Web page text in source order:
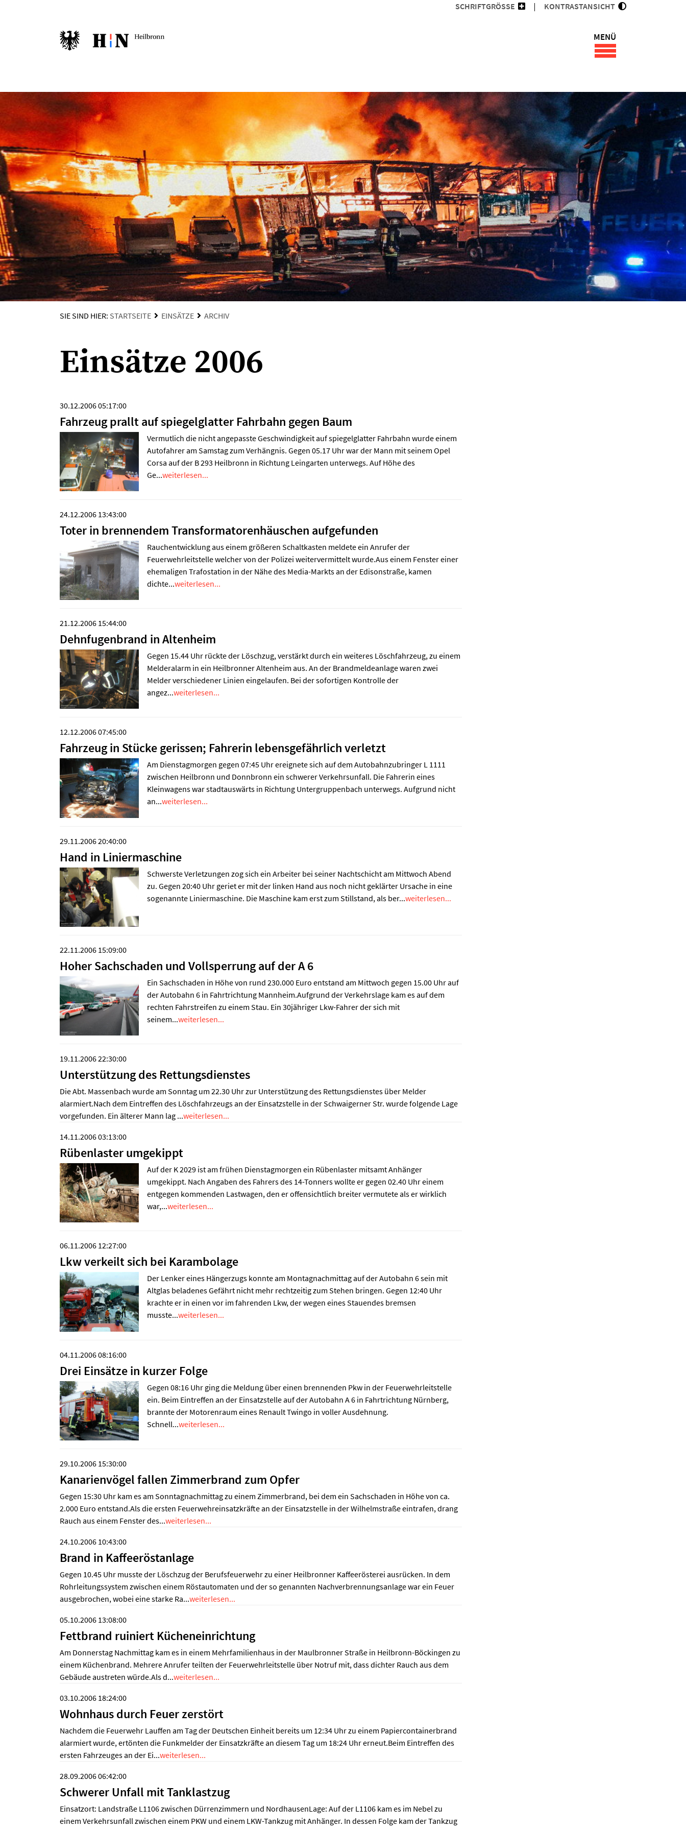
SCHRIFTGRÖSSE KONTRASTANSICHT
MENÜ
SIE SIND HIER: STARTSEITE EINSÄTZE ARCHIV
Einsätze 2006
30.12.2006 05:17:00
Fahrzeug prallt auf spiegelglatter Fahrbahn gegen Baum
Vermutlich die nicht angepasste Geschwindigkeit auf spiegelglatter Fahrbahn wurde einem
Autofahrer am Samstag zum Verhängnis. Gegen 05.17 Uhr war der Mann mit seinem Opel
Corsa auf der B 293 Heilbronn in Richtung Leingarten unterwegs. Auf Höhe des
Ge...weiterlesen...
24.12.2006 13:43:00
Toter in brennendem Transformatorenhäuschen aufgefunden
Rauchentwicklung aus einem größeren Schaltkasten meldete ein Anrufer der
Feuerwehrleitstelle welcher von der Polizei weitervermittelt wurde.Aus einem Fenster einer
ehemaligen Trafostation in der Nähe des Media-Markts an der Edisonstraße, kamen
dichte...weiterlesen...
21.12.2006 15:44:00
Dehnfugenbrand in Altenheim
Gegen 15.44 Uhr rückte der Löschzug, verstärkt durch ein weiteres Löschfahrzeug, zu einem
Melderalarm in ein Heilbronner Altenheim aus. An der Brandmeldeanlage waren zwei
Melder verschiedener Linien eingelaufen. Bei der sofortigen Kontrolle der
angez...weiterlesen...
12.12.2006 07:45:00
Fahrzeug in Stücke gerissen; Fahrerin lebensgefährlich verletzt
Am Dienstagmorgen gegen 07:45 Uhr ereignete sich auf dem Autobahnzubringer L 1111
zwischen Heilbronn und Donnbronn ein schwerer Verkehrsunfall. Die Fahrerin eines
Kleinwagens war stadtauswärts in Richtung Untergruppenbach unterwegs. Aufgrund nicht
an...weiterlesen...
29.11.2006 20:40:00
Hand in Liniermaschine
Schwerste Verletzungen zog sich ein Arbeiter bei seiner Nachtschicht am Mittwoch Abend
zu. Gegen 20:40 Uhr geriet er mit der linken Hand aus noch nicht geklärter Ursache in eine
sogenannte Liniermaschine. Die Maschine kam erst zum Stillstand, als ber...weiterlesen...
22.11.2006 15:09:00
Hoher Sachschaden und Vollsperrung auf der A 6
Ein Sachschaden in Höhe von rund 230.000 Euro entstand am Mittwoch gegen 15.00 Uhr auf
der Autobahn 6 in Fahrtrichtung Mannheim.Aufgrund der Verkehrslage kam es auf dem
rechten Fahrstreifen zu einem Stau. Ein 30jähriger Lkw-Fahrer der sich mit
seinem...weiterlesen...
19.11.2006 22:30:00
Unterstützung des Rettungsdienstes
Die Abt. Massenbach wurde am Sonntag um 22.30 Uhr zur Unterstützung des Rettungsdienstes über Melder
alarmiert.Nach dem Eintreffen des Löschfahrzeugs an der Einsatzstelle in der Schwaigerner Str. wurde folgende Lage
vorgefunden. Ein älterer Mann lag ...weiterlesen...
14.11.2006 03:13:00
Rübenlaster umgekippt
Auf der K 2029 ist am frühen Dienstagmorgen ein Rübenlaster mitsamt Anhänger
umgekippt. Nach Angaben des Fahrers des 14-Tonners wollte er gegen 02.40 Uhr einem
entgegen kommenden Lastwagen, den er offensichtlich breiter vermutete als er wirklich
war,...weiterlesen...
06.11.2006 12:27:00
Lkw verkeilt sich bei Karambolage
Der Lenker eines Hängerzugs konnte am Montagnachmittag auf der Autobahn 6 sein mit
Altglas beladenes Gefährt nicht mehr rechtzeitig zum Stehen bringen. Gegen 12:40 Uhr
krachte er in einen vor im fahrenden Lkw, der wegen eines Stauendes bremsen
musste...weiterlesen...
04.11.2006 08:16:00
Drei Einsätze in kurzer Folge
Gegen 08:16 Uhr ging die Meldung über einen brennenden Pkw in der Feuerwehrleitstelle
ein. Beim Eintreffen an der Einsatzstelle auf der Autobahn A 6 in Fahrtrichtung Nürnberg,
brannte der Motorenraum eines Renault Twingo in voller Ausdehnung.
Schnell...weiterlesen...
29.10.2006 15:30:00
Kanarienvögel fallen Zimmerbrand zum Opfer
Gegen 15:30 Uhr kam es am Sonntagnachmittag zu einem Zimmerbrand, bei dem ein Sachschaden in Höhe von ca.
2.000 Euro entstand.Als die ersten Feuerwehreinsatzkräfte an der Einsatzstelle in der Wilhelmstraße eintrafen, drang
Rauch aus einem Fenster des...weiterlesen...
24.10.2006 10:43:00
Brand in Kaffeeröstanlage
Gegen 10.45 Uhr musste der Löschzug der Berufsfeuerwehr zu einer Heilbronner Kaffeerösterei ausrücken. In dem
Rohrleitungssystem zwischen einem Röstautomaten und der so genannten Nachverbrennungsanlage war ein Feuer
ausgebrochen, wobei eine starke Ra...weiterlesen...
05.10.2006 13:08:00
Fettbrand ruiniert Kücheneinrichtung
Am Donnerstag Nachmittag kam es in einem Mehrfamilienhaus in der Maulbronner Straße in Heilbronn-Böckingen zu
einem Küchenbrand. Mehrere Anrufer teilten der Feuerwehrleitstelle über Notruf mit, dass dichter Rauch aus dem
Gebäude austreten würde.Als d...weiterlesen...
03.10.2006 18:24:00
Wohnhaus durch Feuer zerstört
Nachdem die Feuerwehr Lauffen am Tag der Deutschen Einheit bereits um 12:34 Uhr zu einem Papiercontainerbrand
alarmiert wurde, ertönten die Funkmelder der Einsatzkräfte an diesem Tag um 18:24 Uhr erneut.Beim Eintreffen des
ersten Fahrzeuges an der Ei...weiterlesen...
28.09.2006 06:42:00
Schwerer Unfall mit Tanklastzug
Einsatzort: Landstraße L1106 zwischen Dürrenzimmern und NordhausenLage: Auf der L1106 kam es im Nebel zu
einem Verkehrsunfall zwischen einem PKW und einem LKW-Tankzug mit Anhänger. In dessen Folge kam der Tankzug